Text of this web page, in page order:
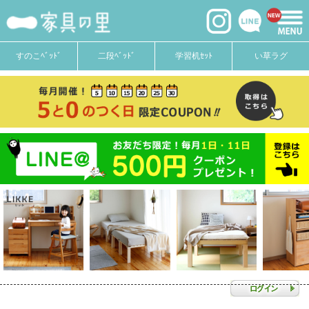
すのこﾍﾞｯﾄﾞ 二段ﾍﾞｯﾄﾞ 学習机ｾｯﾄ い草ラグ